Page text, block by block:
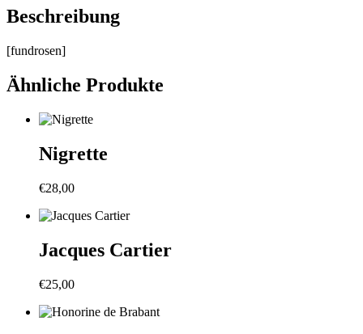
Beschreibung
[fundrosen]
Ähnliche Produkte
Nigrette
€28,00
Jacques Cartier
€25,00